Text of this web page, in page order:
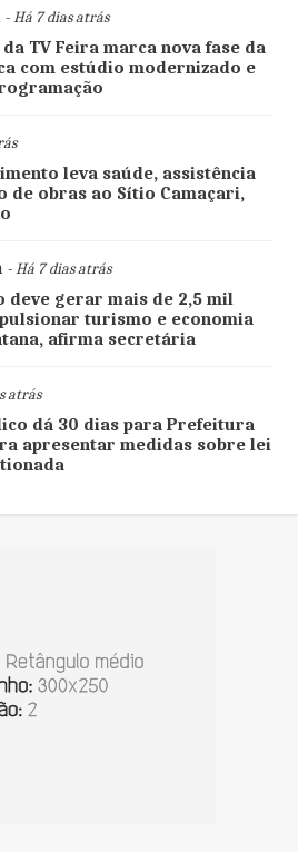
- Há 7 dias atrás
TV Feira marca nova fase da
com estúdio modernizado e
leva saúde, assistência
de obras ao Sítio Camaçari,
- Há 7 dias atrás
deve gerar mais de 2,5 mil
turismo e economia
afirma secretária
atrás
dá 30 dias para Prefeitura
apresentar medidas sobre lei